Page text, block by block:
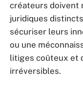
créateurs doivent
juridiques
sécuriser leurs
ou une
litiges coûteux et
irréversibles.